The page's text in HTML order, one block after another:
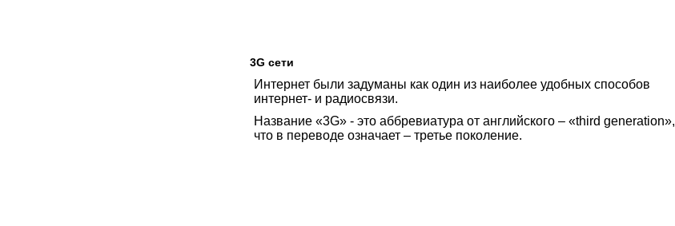
3G сети
Интернет были задуманы как один из наиболее удобных способов
интернет- и радиосвязи.
Название «3G» - это аббревиатура от английского – «third generation»,
что в переводе означает – третье поколение.